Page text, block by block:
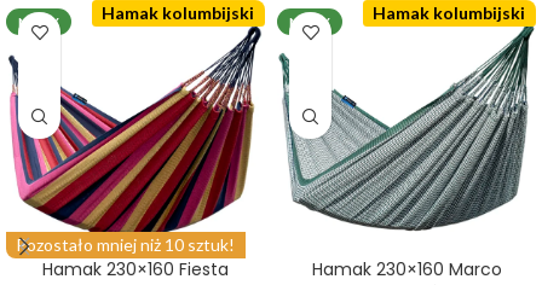
NOWY
Pozostało mniej niż 10 sztuk!
Hamak kolumbijski
Hamak 230×160 Fiesta
NOWY Hamak kolumbijski
Hamak 230×160 Marco